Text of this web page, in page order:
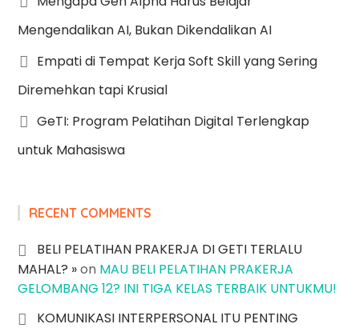
Mengendalikan AI, Bukan Dikendalikan AI
Empati di Tempat Kerja Soft Skill yang Sering
Diremehkan tapi Krusial
GeTI: Program Pelatihan Digital Terlengkap
untuk Mahasiswa
RECENT COMMENTS
BELI PELATIHAN PRAKERJA DI GETI TERLALU
MAHAL? »on MAU BELI PELATIHAN PRAKERJA
GELOMBANG 12? INI TIGA KELAS TERBAIK UNTUKMU!
KOMUNIKASI INTERPERSONAL ITU PENTING